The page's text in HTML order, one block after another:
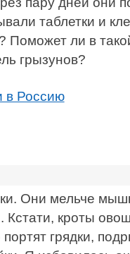
таблетки и
Поможет ли в
грызунов?
в Россию
Они мельче
кроты
портят грядки,